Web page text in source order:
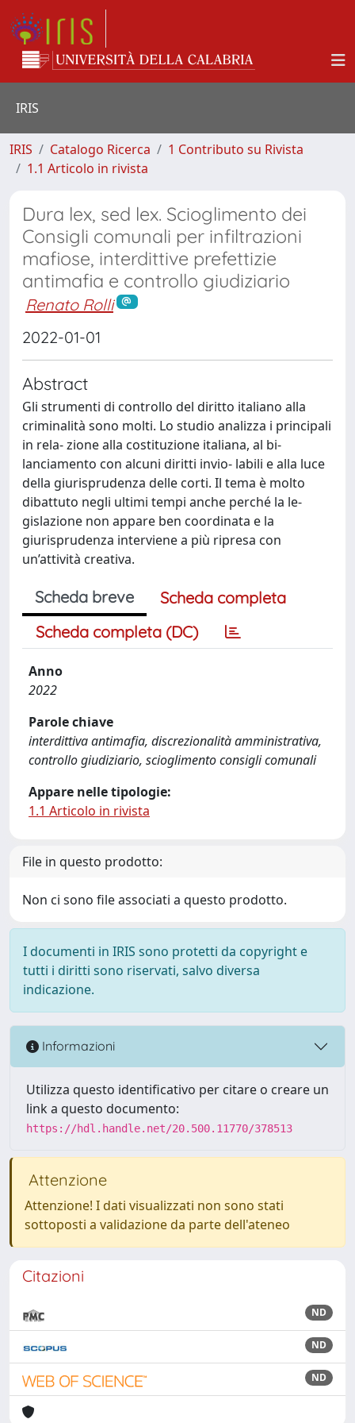
IRIS
IRIS Catalogo Ricerca
1 Contributo su Rivista
1.1 Articolo in rivista
Dura lex, sed lex. Scioglimento dei
Consigli comunali per infiltrazioni
mafiose, interdittive prefettizie
antimafia e controllo giudiziario
Renato Rolli
2022-01-01
Abstract
Gli strumenti di controllo del diritto italiano alla
criminalità sono molti. Lo studio analizza i principali
in rela- zione alla costituzione italiana, al bi-
lanciamento con alcuni diritti invio- labili e alla luce
della giurisprudenza delle corti. Il tema è molto
dibattuto negli ultimi tempi anche perché la le-
gislazione non appare ben coordinata e la
giurisprudenza interviene a più ripresa con
un’attività creativa.
Scheda breve
Scheda completa
Scheda completa (DC)
Anno
2022
Parole chiave
interdittiva antimafia, discrezionalità amministrativa,
controllo giudiziario, scioglimento consigli comunali
Appare nelle tipologie:
1.1 Articolo in rivista
File in questo prodotto:
Non ci sono file associati a questo prodotto.
I documenti in IRIS sono protetti da copyright e
tutti i diritti sono riservati, salvo diversa
indicazione.
Informazioni
Utilizza questo identificativo per citare o creare un
link a questo documento:
https://hdl.handle.net/20.500.11770/378513
Attenzione
Attenzione! I dati visualizzati non sono stati
sottoposti a validazione da parte dell'ateneo
Citazioni
ND
ND
ND